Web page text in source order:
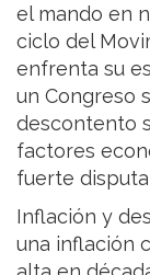
el mando en
ciclo del
enfrenta su
un Congreso
descontento
factores
fuerte
Inflación y
una inflación